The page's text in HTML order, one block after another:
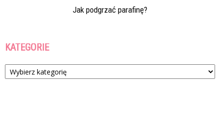
Jak podgrzać parafinę?
KATEGORIE
Kategorie